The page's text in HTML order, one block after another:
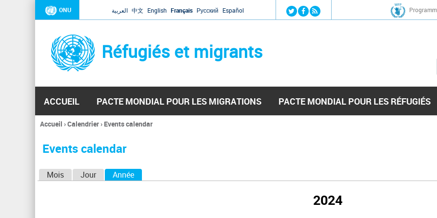
Jump to navigation
ONU العربية 中文 English Français Русский Español
Réfugiés et migrants
ACCUEIL PACTE MONDIAL POUR LES MIGRATIONS PACTE MONDIAL POUR LES RÉFUGIÉS
Vous
ici
Accueil ›Calendrier› Events calendar
Events calendar
Mois Jour Année
2024